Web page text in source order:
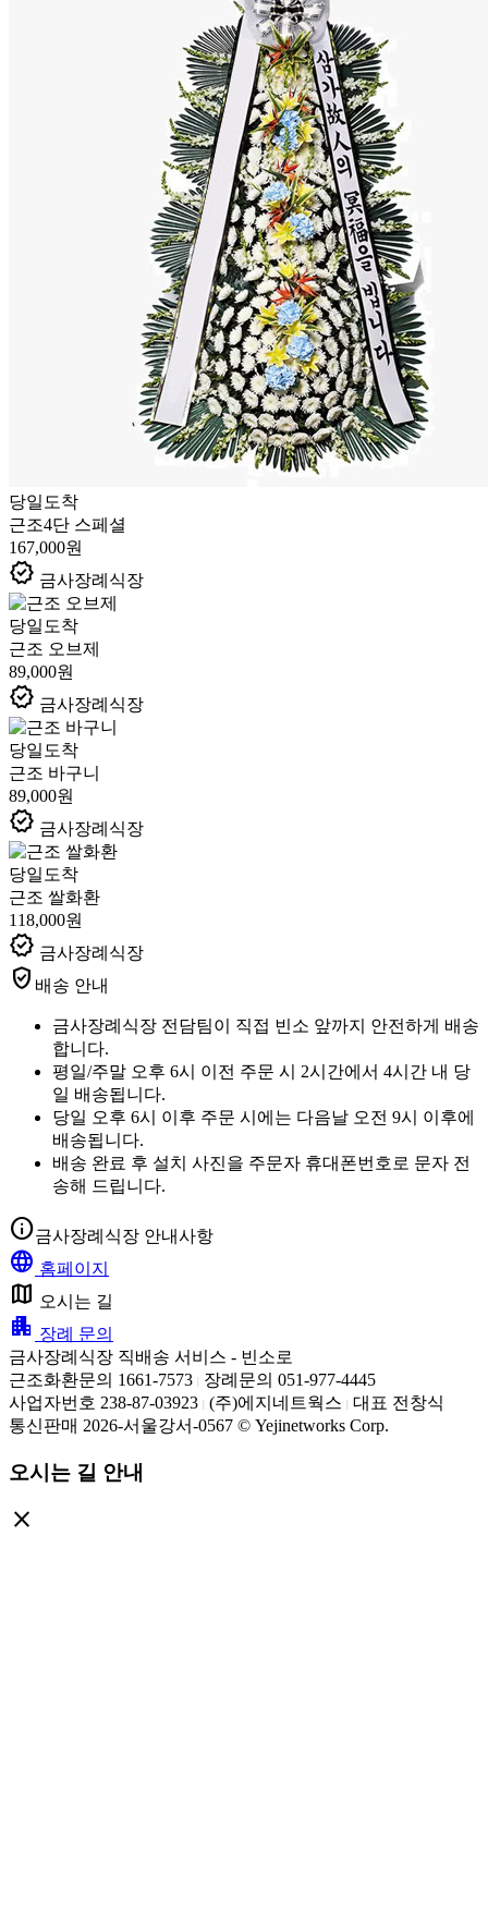
당일도착
근조4단 스페셜
167,000원
verified 금사장례식장
당일도착
근조 오브제
89,000원
verified 금사장례식장
당일도착
근조 바구니
89,000원
verified 금사장례식장
당일도착
근조 쌀화환
118,000원
verified 금사장례식장
verified_user 배송 안내
금사장례식장 전담팀이 직접 빈소 앞까지 안전하게 배송
합니다.
평일/주말 오후 6시 이전 주문 시 2시간에서 4시간 내 당
일 배송됩니다.
당일 오후 6시 이후 주문 시에는 다음날 오전 9시 이후에
배송됩니다.
배송 완료 후 설치 사진을 주문자 휴대폰번호로 문자 전
송해 드립니다.
info금사장례식장 안내사항
language 홈페이지
map 오시는 길
apartment 장례 문의
금사장례식장 직배송 서비스 - 빈소로
근조화환문의 1661-7573
장례문의 051-977-4445
사업자번호 238-87-03923 (주)에지네트웍스
대표 전창식
통신판매 2026-서울강서-0567 © Yejinetworks Corp.
오시는 길 안내
close